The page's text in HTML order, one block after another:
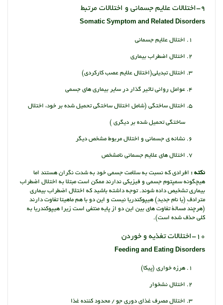
9-اختلالات علایم جسمانی و اختلالات مرتبط
Somatic Symptom and Related Disorders
اختلال علایم جسمانی
اختلال اضطراب بیماری
اختلال تبدیلی(اختلال علایم عصب کارکردی)
عوامل روانی تاثیر گذار در سایر بیماری های جسمی
اختلال ساختگی (شامل اختلال ساختگی تحمیل شده بر خود، اختلال
ساختگی تحمیل شده بر دیگری )
نشانه ی جسمانی و اختلال مربوط مشخص دیگر
اختلال های علایم جسمانی نامشخص
نکته : افرادی که نسبت به سلامت جسمی خود به شدت نگران هستند اما
هیچگونه سمپتوم جسمی و فیزیکی ندارند ممکن است مبتلا به اختلال اضطراب
بیماری تشخیص داده شوند. توجه داشته باشید که اختلال اضطراب بیماری
مترادفِ (یا نام جدیدِ) هیپوکندریا نیست و این دو با هم ماهیتا تفاوت دارند
(هرچند مسالۀ تفاوت های بین این دو از پایه منتفی است زیرا هیپوکندریا به
کلی حذف شده است).
10-اختلالات تغذیه و خوردن
Feeding and Eating Disorders
هرزه خواری (پیکا)
اختلال نشخوار
اختلال مصرف غذای دوری جو / محدود کننده غذا